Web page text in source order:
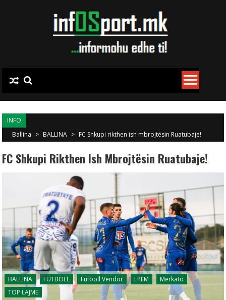
INFO
Ballina > BALLINA > FC Shkupi rikthen ish mbrojtësin Ruatubaje!
FC Shkupi Rikthen Ish Mbrojtësin Ruatubaje!
BALLINA FUTBOLL Futboll Vendor LPFM
Merkato
TOP LAJME